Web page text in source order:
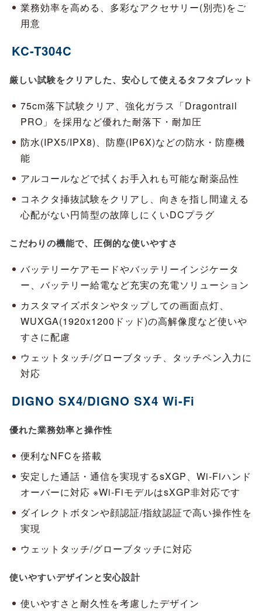
業務効率を高める、多彩なアクセサリー(別売)をご
用意
KC-T304C
厳しい試験をクリアした、安心して使えるタフタブレット
75cm落下試験クリア、強化ガラス「Dragontrail
PRO」を採用など優れた耐落下・耐加圧
防水(IPX5/IPX8)、防塵(IP6X)などの防水・防塵機
能
アルコールなどで拭くお手入れも可能な耐薬品性
コネクタ挿抜試験をクリアし、向きを指し間違える
心配がない円筒型の故障しにくいDCプラグ
こだわりの機能で、圧倒的な使いやすさ
バッテリーケアモードやバッテリーインジケータ
ー、バッテリー給電など充実の充電ソリューション
カスタマイズボタンやタップしての画面点灯、
WUXGA(1920x1200ドッド)の高解像度など使いや
すさに配慮
ウェットタッチ/グローブタッチ、タッチペン入力に
対応
DIGNO SX4/DIGNO SX4 Wi-Fi
優れた業務効率と操作性
便利なNFCを搭載
安定した通話・通信を実現するsXGP、Wi-Fiハンド
オーバーに対応 ※Wi-FiモデルはsXGP非対応です
ダイレクトボタンや顔認証/指紋認証で高い操作性を
実現
ウェットタッチ/グローブタッチに対応
使いやすいデザインと安心設計
使いやすさと耐久性を考慮したデザイン